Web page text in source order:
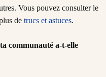
Vous pouvez consulter le
de trucs et astuces.
communauté a-t-elle